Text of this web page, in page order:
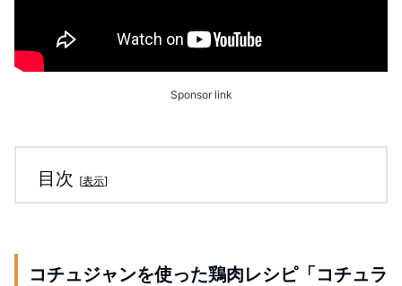
Sponsor link
目次 [表示]
コチュジャンを使った鶏肉レシピ「コチュラ